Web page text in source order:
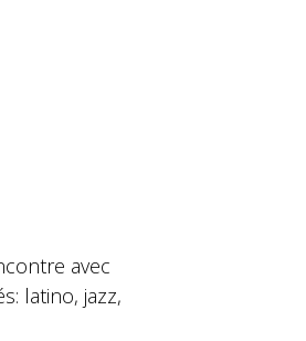
avec
latino, jazz,